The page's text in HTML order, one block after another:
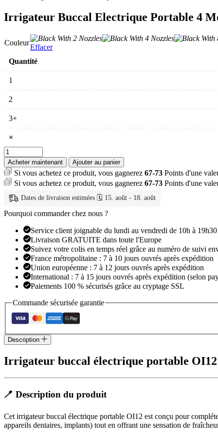
Irrigateur Buccal Electrique Portable 4
Couleur
Effacer
Quantité
1
2
3+
×
quantité
de
Irrigateur
Buccal
Electrique
Portable
Modes
Acheter maintenant Ajouter au panier
Si vous achetez ce produit, vous gagnerez 67-73 Points d'une
Si vous achetez ce produit, vous gagnerez 67-73 Points d'une
Dates de livraison estimées 🗓️ 15. août - 18. août
Pourquoi commander chez nous ?
Service client joignable du lundi au vendredi de 10h à 19h30
Livraison GRATUITE dans toute l'Europe
Suivez votre colis en temps réel grâce au numéro de suivi
France métropolitaine : 7 à 10 jours ouvrés après expédition
Union européenne : 7 à 12 jours ouvrés après expédition
International : 7 à 15 jours ouvrés après expédition (selon
Paiements 100 % sécurisés grâce au cryptage SSL
Commande sécurisée garantie
Description
Irrigateur buccal électrique portable OI12
🪥 Description du produit
Cet irrigateur buccal électrique portable OI12 est conçu pour
appareils dentaires, implants) tout en offrant une sensation de